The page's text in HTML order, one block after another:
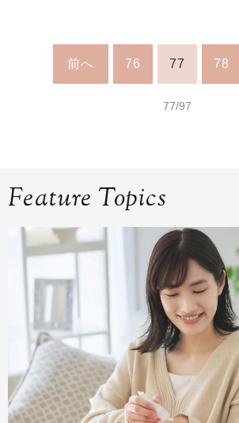
前へ 76 77 78
77/97
Feature Topics